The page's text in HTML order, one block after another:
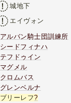
城地下
エイヴォン
アルバン騎士団訓練所
シードフィナハ
テフドゥイン
マグメル
クロムバス
グレンベルナ
ブリーレフ?